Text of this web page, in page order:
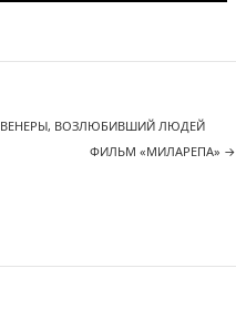
ВЕНЕРЫ, ВОЗЛЮБИВШИЙ ЛЮДЕЙ
ФИЛЬМ «МИЛАРЕПА» →